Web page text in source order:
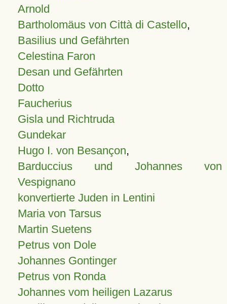
Arnold
Bartholomäus von Città di Castello,
Basilius und Gefährten
Celestina Faron
Desan und Gefährten
Dotto
Faucherius
Gisla und Richtruda
Gundekar
Hugo I. von Besançon,
Barduccius und Johannes von
Vespignano
konvertierte Juden in Lentini
Maria von Tarsus
Martin Suetens
Petrus von Dole
Johannes Gontinger
Petrus von Ronda
Johannes vom heiligen Lazarus